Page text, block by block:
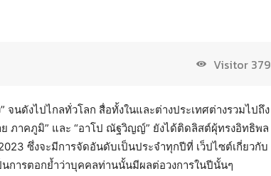
Visitor 379
นดังไปไกลทั่วโลก สื่อทั้งในและต่างประเทศต่างรวมไปถึง
ภาคภูมิ” และ “อาโป ณัฐวิญญ์” ยังได้ติดลิสต์ผุ้ทรงอิทธิพล
ซึ่งจะมีการจัดอันดับเป็นประจำทุกปีที่ เว็ปไซต์เกี่ยวกับ
การตอกย้ำว่าบุคคลท่านนั้นมีผลต่อวงการในปีนั้นๆ